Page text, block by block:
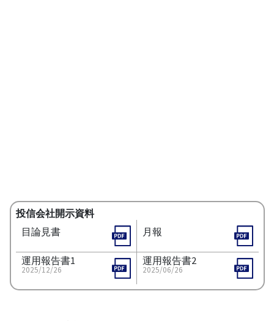
投信会社開示資料
目論見書
月報
運用報告書1
2025/12/26
運用報告書2
2025/06/26